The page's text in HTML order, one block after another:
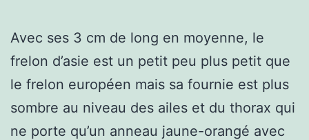
Avec ses 3 cm de long en moyenne, le
frelon d’asie est un petit peu plus petit que
le frelon européen mais sa fournie est plus
sombre au niveau des ailes et du thorax qui
ne porte qu’un anneau jaune-orangé avec